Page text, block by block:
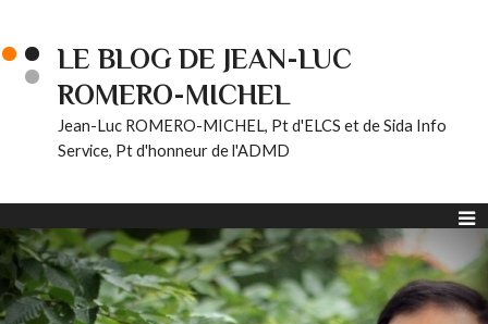
LE BLOG DE JEAN-LUC
ROMERO-MICHEL
Jean-Luc ROMERO-MICHEL, Pt d'ELCS et de Sida Info
Service, Pt d'honneur de l'ADMD